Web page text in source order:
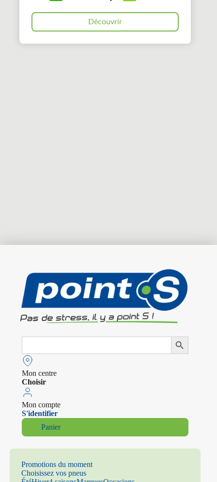
Découvrir
Search
Search Button
Mon centre
Choisir
Mon compte
S'identifier
Panier
Promotions du moment
Choisissez vos pneus